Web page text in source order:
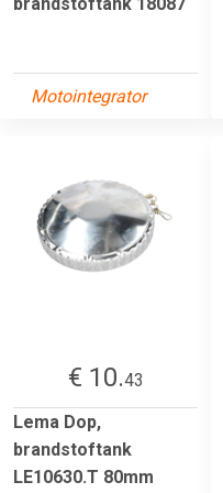
Motointegrator
€ 10.43
Lema Dop,
brandstoftank
LE10630.T 80mm